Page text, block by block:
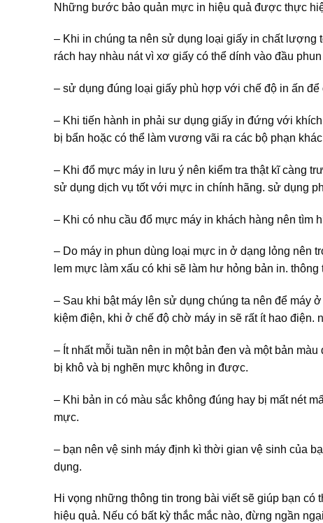
Những bước bảo quản mực in hiệu quả được thực
– Khi in chúng ta nên sử dụng loại giấy in chất
rách hay nhàu nát vì xơ giấy có thể dính vào đầu
– sử dụng đúng loại giấy phù hợp với chế độ in ấn để
– Khi tiến hành in phải sư dụng giấy in đứng với
bị bẩn hoặc có thể làm vương vãi ra các bộ phạn
– Khi đổ mực máy in lưu ý nên kiểm tra thật kĩ càng
sử dụng dịch vụ tốt với mực in chính hãng. sử dụng
– Khi có nhu cầu đổ mực máy in khách hàng nên tìm
– Do máy in phun dùng loại mực in ở dạng lỏng nên
lem mực làm xấu có khi sẽ làm hư hỏng bản in.
– Sau khi bật máy lên sử dụng chúng ta nên để máy
kiệm điện, khi ở chế độ chờ máy in sẽ rất ít hao điện.
– Ít nhất mỗi tuần nên in một bản đen và một bản
bị khô và bị nghẽn mực không in được.
– Khi bản in có màu sắc không đúng hay bị mất nét
mực.
– bạn nên vệ sinh máy định kì thời gian vệ sinh của
dụng.
Hi vọng những thông tin trong bài viết sẽ giúp bạn
hiệu quả. Nếu có bất kỳ thắc mắc nào, đừng ngần